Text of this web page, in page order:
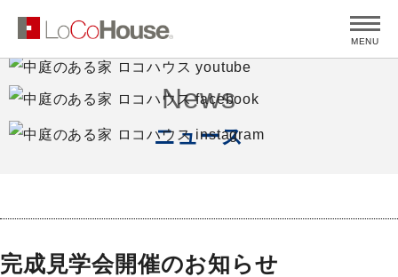
MENU
News
ニュース
完成見学会開催のお知らせ